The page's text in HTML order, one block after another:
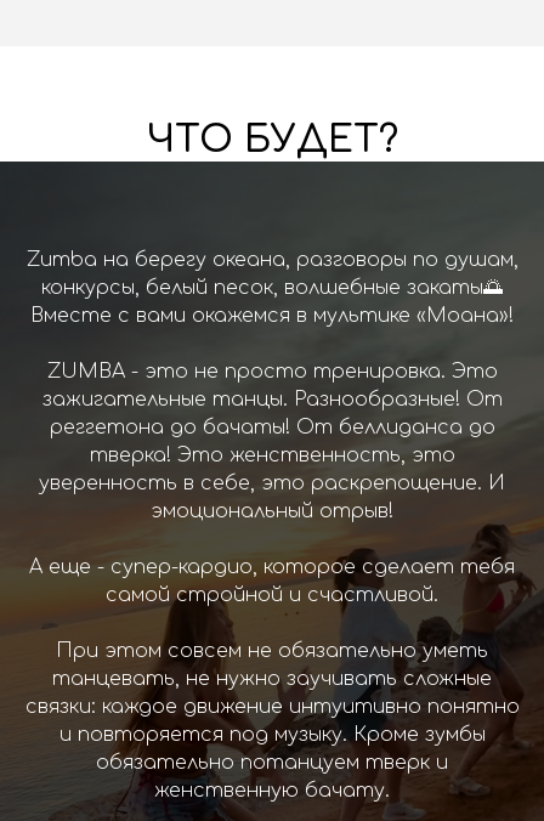
ЧТО БУДЕТ?
Zumba на берегу океана, разговоры по душам,
конкурсы, белый песок, волшебные закаты🌅
Вместе с вами окажемся в мультике «Моана»!
ZUMBA - это не просто тренировка. Это
зажигательные танцы. Разнообразные! От
реггетона до бачаты! От беллиданса до
тверка! Это женственность, это
уверенность в себе, это раскрепощение. И
эмоциональный отрыв!
А еще - супер-кардио, которое сделает тебя
самой стройной и счастливой.
При этом совсем не обязательно уметь
танцевать, не нужно заучивать сложные
связки: каждое движение интуитивно понятно
и повторяется под музыку. Кроме зумбы
обязательно потанцуем тверк и
женственную бачату.